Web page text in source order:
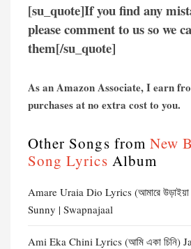
[su_quote]If you find any
please comment to us so we
them[/su_quote]
As an Amazon Associate, I earn
purchases at no extra cost to you.
Other Songs from New
Song Lyrics Album
Amare Uraia Dio Lyrics (আমারে
Sunny | Swapnajaal
Ami Eka Chini Lyrics (আমি একা চিনি)